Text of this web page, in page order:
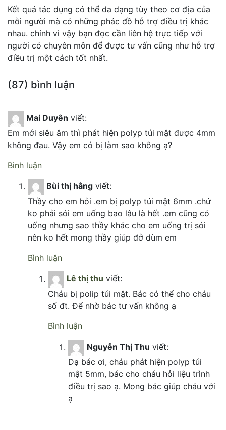
Kết quả tác dụng có thể da dạng tùy theo cơ địa của
mỗi người mà có những phác đồ hỗ trợ điều trị khác
nhau. chính vì vậy bạn đọc cần liên hệ trực tiếp với
người có chuyên môn để được tư vấn cũng như hỗ trợ
điều trị một cách tốt nhất.
(87) bình luận
Mai Duyên viết:
Em mới siêu âm thì phát hiện polyp túi mật được 4mm
không đau. Vậy em có bị làm sao không ạ?
Bình luận
Bùi thị hằng viết:
Thầy cho em hỏi .em bị polyp túi mật 6mm .chứ
ko phải sỏi em uống bao lâu là hết .em cũng có
uống nhưng sao thầy khác cho em uống trị sỏi
nên ko hết mong thầy giúp đở dùm em
Bình luận
Lê thị thu viết:
Cháu bị polip túi mật. Bác có thể cho cháu
số đt. Để nhờ bác tư vấn không ạ
Bình luận
Nguyễn Thị Thu viết:
Dạ bác ơi, cháu phát hiện polyp túi
mật 5mm, bác cho cháu hỏi liệu trình
điều trị sao ạ. Mong bác giúp cháu với
ạ